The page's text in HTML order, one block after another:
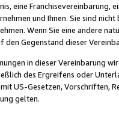
eine Franchisevereinbarung,
und Ihnen. Sie sind
Wenn Sie eine andere
den Gegenstand dieser
in dieser Vereinbarung
des Ergreifens oder
US-Gesetzen, Vorschriften,
gelten.